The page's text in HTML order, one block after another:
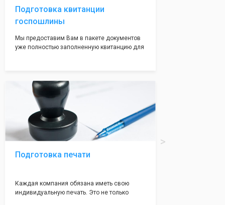
Подготовка квитанции
госпошлины
Мы предоставим Вам в пакете документов
уже полностью заполненную квитанцию для
посредственно в налоговой инспекции при
подаче документов на регистрацию.
Подготовка печати
Каждая компания обязана иметь свою
индивидуальную печать. Это не только